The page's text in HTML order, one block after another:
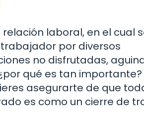
laboral, en el cual
por diversos
no disfrutadas,
qué es tan importante?
asegurarte de que
es como un cierre de